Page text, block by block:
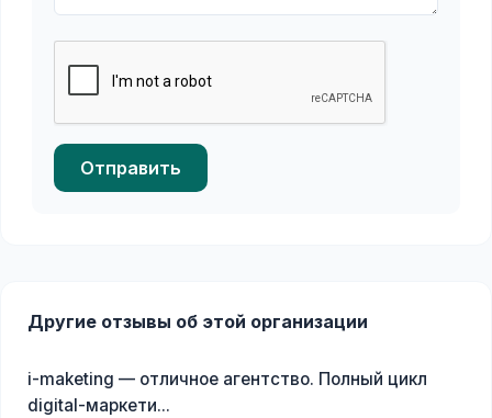
Отправить
Другие отзывы об этой организации
i-maketing — отличное агентство. Полный цикл
digital-маркети...